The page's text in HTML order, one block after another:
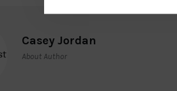
Casey Jordan
About Author